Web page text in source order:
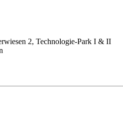
2, Technologie-Park I & II